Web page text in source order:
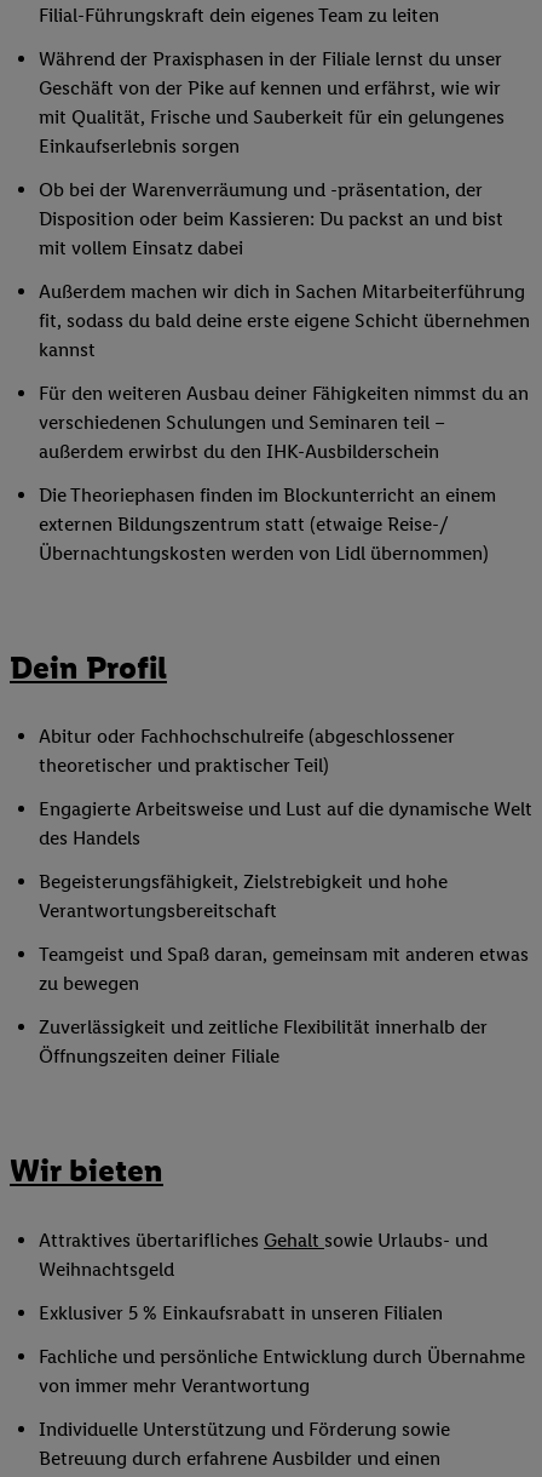
Filial-Führungskraft dein eigenes Team zu leiten
Während der Praxisphasen in der Filiale lernst du unser
Geschäft von der Pike auf kennen und erfährst, wie wir
mit Qualität, Frische und Sauberkeit für ein gelungenes
Einkaufserlebnis sorgen
Ob bei der Warenverräumung und -präsentation, der
Disposition oder beim Kassieren: Du packst an und bist
mit vollem Einsatz dabei
Außerdem machen wir dich in Sachen Mitarbeiterführung
fit, sodass du bald deine erste eigene Schicht übernehmen
kannst
Für den weiteren Ausbau deiner Fähigkeiten nimmst du an
verschiedenen Schulungen und Seminaren teil –
außerdem erwirbst du den IHK-Ausbilderschein
Die Theoriephasen finden im Blockunterricht an einem
externen Bildungszentrum statt (etwaige Reise-/
Übernachtungskosten werden von Lidl übernommen)
Dein Profil
Abitur oder Fachhochschulreife (abgeschlossener
theoretischer und praktischer Teil)
Engagierte Arbeitsweise und Lust auf die dynamische Welt
des Handels
Begeisterungsfähigkeit, Zielstrebigkeit und hohe
Verantwortungsbereitschaft
Teamgeist und Spaß daran, gemeinsam mit anderen etwas
zu bewegen
Zuverlässigkeit und zeitliche Flexibilität innerhalb der
Öffnungszeiten deiner Filiale
Wir bieten
Attraktives übertarifliches Gehalt sowie Urlaubs- und
Weihnachtsgeld
Exklusiver 5 % Einkaufsrabatt in unseren Filialen
Fachliche und persönliche Entwicklung durch Übernahme
von immer mehr Verantwortung
Individuelle Unterstützung und Förderung sowie
Betreuung durch erfahrene Ausbilder und einen